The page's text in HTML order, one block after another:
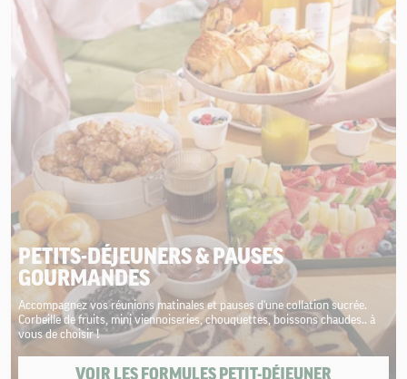
PETITS-DÉJEUNERS & PAUSES
GOURMANDES
Accompagnez vos réunions matinales et pauses d'une collation sucrée.
Corbeille de fruits, mini viennoiseries, chouquettes, boissons chaudes.. à
vous de choisir !